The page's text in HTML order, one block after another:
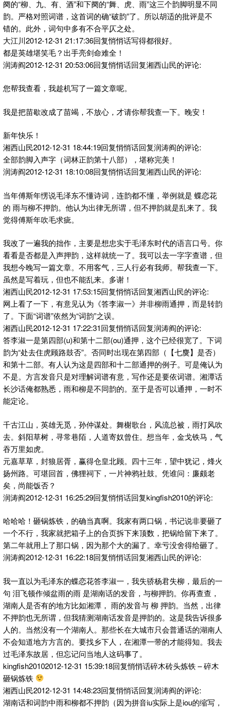
阕的“柳、九、有、酒”和下阕的“舞、虎、雨”这三个韵脚明显不同
韵。严格对照词谱，这首词的确“破韵”了。所以胡适的批评是不
错的。此外，词句中多有不合平仄之处。
大江川2012-12-31 21:17:36回复悄悄话写得都很好。
都是英雄堪笑毛？出手亮剑命难全！
润涛阎2012-12-31 20:53:06回复悄悄话回复湘西山民的评论:
您帮我查看，我趁机写了一篇文章呢。
我是把苗歇改成了苗竭，不放心，才请你帮我查一下。晚安！
新年快乐！
湘西山民2012-12-31 18:44:19回复悄悄话回复润涛阎的评论:
全部韵脚入声字（词林正韵第十八部），堪称完美！
润涛阎2012-12-31 18:10:08回复悄悄话回复湘西山民的评论:
当年傅斯年愣说毛泽东不懂诗词，连韵都不懂，举例就是 蝶恋花
的 雨与柳不押韵。他认为出律无所谓，但不押韵就是乱来了。我
觉得傅斯年吹毛求疵。
我改了一遍我的拙作，主要是想忠实于毛泽东时代的语言口号。你
看看是否都是入声押韵，这样就统一了。我可以去一字字查谱，但
我想今晚写一篇文章。不用客气，三人行必有我师。帮我查一下。
虽然是写着玩，但也不能乱来。多谢！
湘西山民2012-12-31 17:53:15回复悄悄话回复湘西山民的评论:
网上看了一下，有意见认为《答李淑一》并非柳雨通押，而是转韵
了。下面“词谱”依然为“词韵”之误。
湘西山民2012-12-31 17:22:31回复悄悄话回复润涛阎的评论:
答李淑一是第四部(u)和第十二部(ou)通押，这个已经很宽了。下词
韵为“处去住虎顾路鼓否”。否同时出现在第四部（【七麌】是否）
和第十二部。有人认为这是四部和十二部通押的例子。可是俺认为
不是。方言发音只是对理解词谱有意，写作还是要依词谱。湘潭话
长沙话俺都熟悉，雨和柳是不同韵的。至于是否可以通押，一时不
能定论。
千古江山，英雄无觅，孙仲谋处。舞榭歌台，风流总被，雨打风吹
去。斜阳草树，寻常巷陌，人道寄奴曾住。想当年，金戈铁马，气
吞万里如虎。
元嘉草草，封狼居胥，赢得仓皇北顾。四十三年，望中犹记，烽火
扬州路。可堪回首，佛狸祠下，一片神鸦社鼓。凭谁问：廉颇老
矣，尚能饭否？
润涛阎2012-12-31 16:25:29回复悄悄话回复kingfish2010的评论:
哈哈哈！砸锅炼铁，的确当真啊。我家有两口锅，书记说非要砸了
一个不行，我家就把箱子上的合页拆下来顶数，把锅给留下来了。
第二年就用上了那口锅，因为那个大的漏了。幸亏没舍得给砸了。
润涛阎2012-12-31 16:22:18回复悄悄话回复湘西山民的评论:
我一直以为毛泽东的蝶恋花答李淑一，我失骄杨君失柳，最后的一
句 泪飞顿作倾盆雨的雨 是湖南话的发音，与柳押韵。你再查查，
湖南人是否有的地方比如湘潭， 雨的发音与 柳 押韵。当然，出律
不押韵也无所谓，但我猜测湖南话发音是押韵的。这是我告诉很多
人的。当然没有一个湖南人。那些长在大城市只会普通话的湖南人
不会知道地方方言的。要找乡下人，在湘潭一带的才能得知。我去
过毛泽东故居，但忘记问当地人这码事了。
kingfish20102012-12-31 15:39:18回复悄悄话碎木砖头炼铁 – 碎木
砸锅炼铁
湘西山民2012-12-31 14:48:23回复悄悄话回复润涛阎的评论:
湖南话和词韵中雨和柳都不押韵（因为拼音iu实际上是iou的缩写，